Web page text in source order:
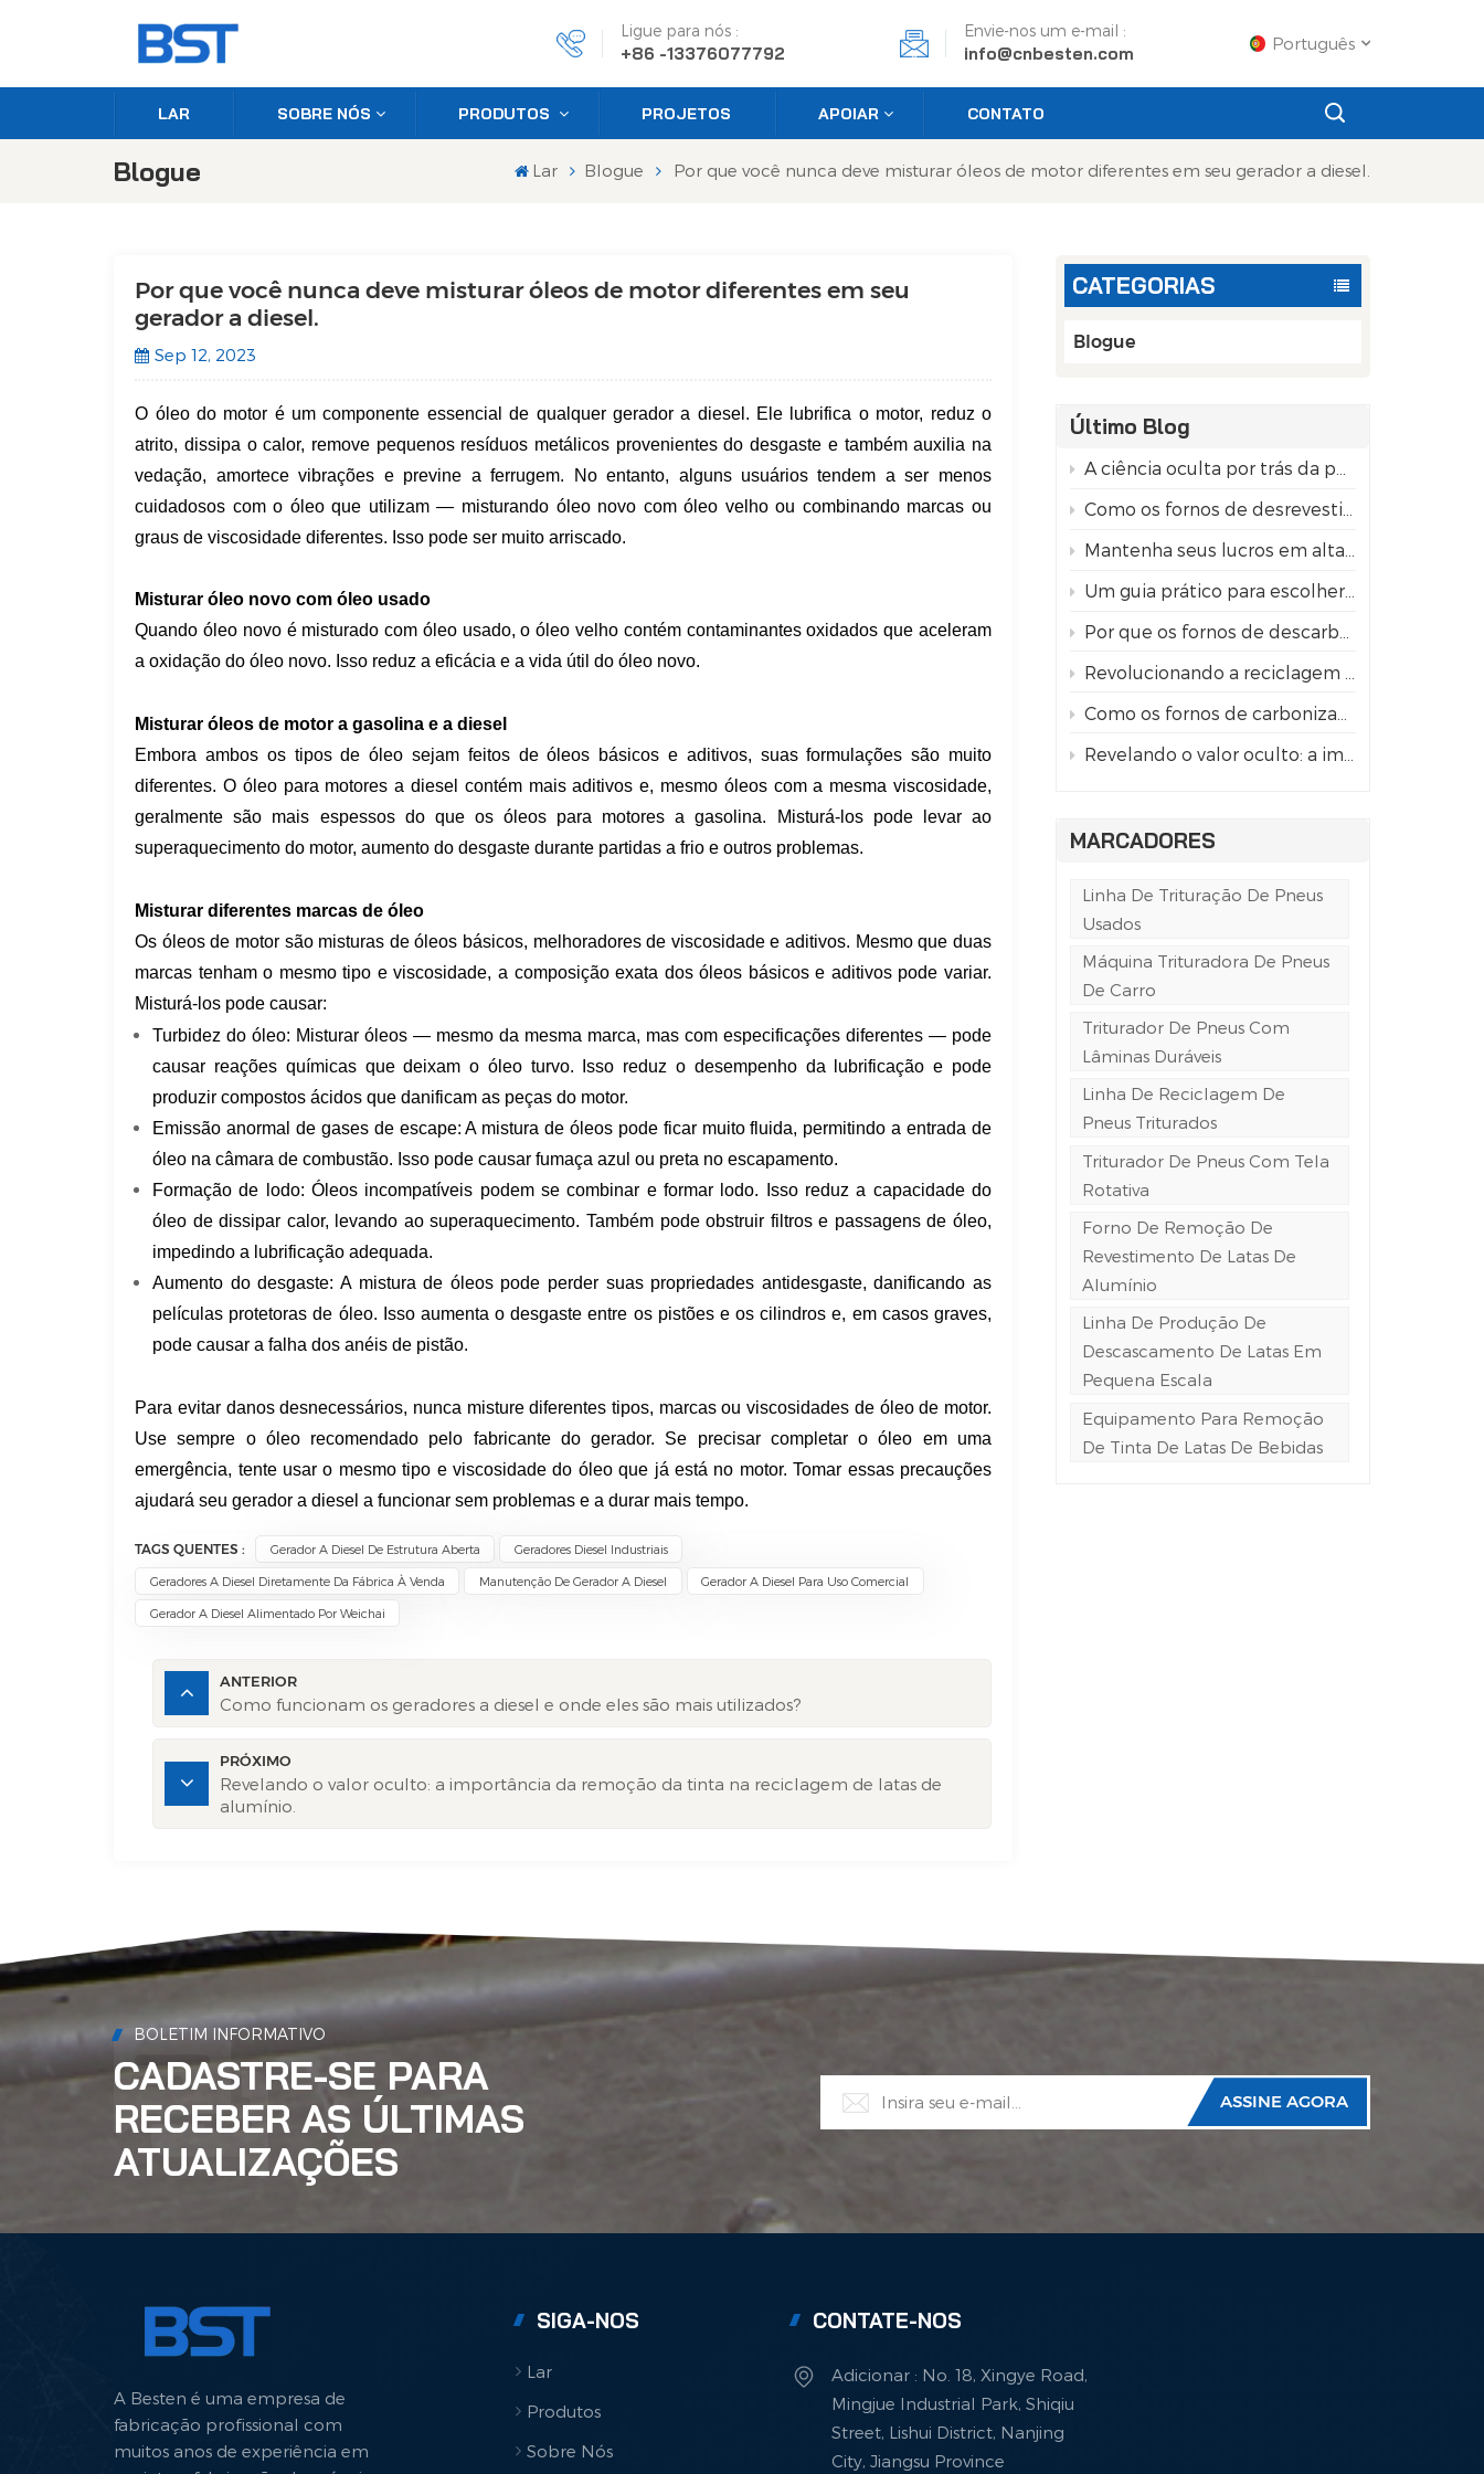
Ligue para nós :
+86 -13376077792
Envie-nos um e-mail :
info@cnbesten.com
Português
English
LAR SOBRE NÓS PRODUTOS PROJETOS APOIAR CONTATO
Blogue Lar Blogue Por que você nunca deve misturar óleos de motor diferentes em seu gerador a diesel.
CATEGORIAS
Blogue
Último Blog
A ciência oculta por trás da pureza das latas de alumínio recicladas.
Como os fornos de desrevestimento contínuo revolucionam a reciclagem de latas de alumínio
Mantenha seus lucros em alta: 5 dicas profissionais para a manutenção das lâminas do triturador de pneus.
Um guia prático para escolher o triturador de pneus industrial certo.
Por que os fornos de descarbonização contínua estão substituindo os removedores de tinta químicos?
Revolucionando a reciclagem de latas: o processo de remoção de tinta e carbonização.
Como os fornos de carbonização revolucionam a reciclagem de latas de alumínio
Revelando o valor oculto: a importância da remoção da tinta na reciclagem de latas de alumínio.
MARCADORES
Linha De Trituração De Pneus
Usados
Máquina Trituradora De Pneus
De Carro
Triturador De Pneus Com
Lâminas Duráveis
Linha De Reciclagem De
Pneus Triturados
Triturador De Pneus Com Tela
Rotativa
Forno De Remoção De
Revestimento De Latas De
Alumínio
Linha De Produção De
Descascamento De Latas Em
Pequena Escala
Equipamento Para Remoção
De Tinta De Latas De Bebidas
Por que você nunca deve misturar óleos de motor diferentes em seu
gerador a diesel.
Sep 12, 2023
O óleo do motor é um componente essencial de qualquer gerador a diesel. Ele lubrifica o motor, reduz o
atrito, dissipa o calor, remove pequenos resíduos metálicos provenientes do desgaste e também auxilia na
vedação, amortece vibrações e previne a ferrugem. No entanto, alguns usuários tendem a ser menos
cuidadosos com o óleo que utilizam — misturando óleo novo com óleo velho ou combinando marcas ou
graus de viscosidade diferentes. Isso pode ser muito arriscado.
Misturar óleo novo com óleo usado
Quando óleo novo é misturado com óleo usado, o óleo velho contém contaminantes oxidados que aceleram
a oxidação do óleo novo. Isso reduz a eficácia e a vida útil do óleo novo.
Misturar óleos de motor a gasolina e a diesel
Embora ambos os tipos de óleo sejam feitos de óleos básicos e aditivos, suas formulações são muito
diferentes. O óleo para motores a diesel contém mais aditivos e, mesmo óleos com a mesma viscosidade,
geralmente são mais espessos do que os óleos para motores a gasolina. Misturá-los pode levar ao
superaquecimento do motor, aumento do desgaste durante partidas a frio e outros problemas.
Misturar diferentes marcas de óleo
Os óleos de motor são misturas de óleos básicos, melhoradores de viscosidade e aditivos. Mesmo que duas
marcas tenham o mesmo tipo e viscosidade, a composição exata dos óleos básicos e aditivos pode variar.
Misturá-los pode causar:
Turbidez do óleo: Misturar óleos — mesmo da mesma marca, mas com especificações diferentes — pode
causar reações químicas que deixam o óleo turvo. Isso reduz o desempenho da lubrificação e pode
produzir compostos ácidos que danificam as peças do motor.
Emissão anormal de gases de escape: A mistura de óleos pode ficar muito fluida, permitindo a entrada de
óleo na câmara de combustão. Isso pode causar fumaça azul ou preta no escapamento.
Formação de lodo: Óleos incompatíveis podem se combinar e formar lodo. Isso reduz a capacidade do
óleo de dissipar calor, levando ao superaquecimento. Também pode obstruir filtros e passagens de óleo,
impedindo a lubrificação adequada.
Aumento do desgaste: A mistura de óleos pode perder suas propriedades antidesgaste, danificando as
películas protetoras de óleo. Isso aumenta o desgaste entre os pistões e os cilindros e, em casos graves,
pode causar a falha dos anéis de pistão.
Para evitar danos desnecessários, nunca misture diferentes tipos, marcas ou viscosidades de óleo de motor.
Use sempre o óleo recomendado pelo fabricante do gerador. Se precisar completar o óleo em uma
emergência, tente usar o mesmo tipo e viscosidade do óleo que já está no motor. Tomar essas precauções
ajudará seu gerador a diesel a funcionar sem problemas e a durar mais tempo.
TAGS QUENTES : Gerador A Diesel De Estrutura Aberta Geradores Diesel Industriais
Geradores A Diesel Diretamente Da Fábrica À Venda Manutenção De Gerador A Diesel Gerador A Diesel Para Uso Comercial
Gerador A Diesel Alimentado Por Weichai
ANTERIOR
Como funcionam os geradores a diesel e onde eles são mais utilizados?
PRÓXIMO
Revelando o valor oculto: a importância da remoção da tinta na reciclagem de latas de
alumínio.
BOLETIM INFORMATIVO
CADASTRE-SE PARA
RECEBER AS ÚLTIMAS
ATUALIZAÇÕES
A Besten é uma empresa de
fabricação profissional com
muitos anos de experiência em
SIGA-NOS
Lar
Produtos
Sobre Nós
CONTATE-NOS
Adicionar : No. 18, Xingye Road,
Mingjue Industrial Park, Shiqiu
Street, Lishui District, Nanjing
City, Jiangsu Province